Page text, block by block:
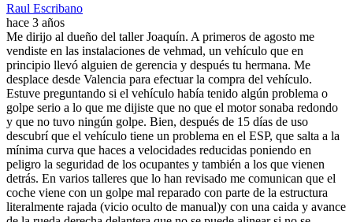
Raul Escribano
hace 3 años
Me dirijo al dueño del taller Joaquín. A primeros de agosto me
vendiste en las instalaciones de vehmad, un vehículo que en
principio llevó alguien de gerencia y después tu hermana. Me
desplace desde Valencia para efectuar la compra del vehículo.
Estuve preguntando si el vehículo había tenido algún problema o
golpe serio a lo que me dijiste que no que el motor sonaba redondo
y que no tuvo ningún golpe. Bien, después de 15 días de uso
descubrí que el vehículo tiene un problema en el ESP, que salta a la
mínima curva que haces a velocidades reducidas poniendo en
peligro la seguridad de los ocupantes y también a los que vienen
detrás. En varios talleres que lo han revisado me comunican que el
coche viene con un golpe mal reparado con parte de la estructura
literalmente rajada (vicio oculto de manual)y con una caida y avance